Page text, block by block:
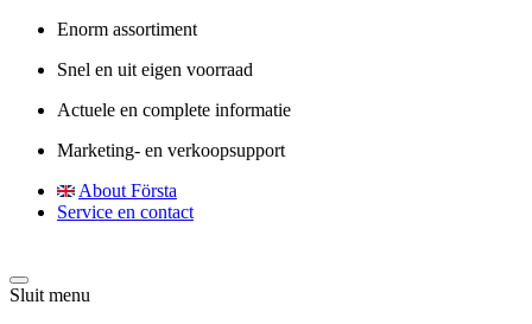
Enorm assortiment
Snel en uit eigen voorraad
Actuele en complete informatie
Marketing- en verkoopsupport
About Första
Service en contact
Sluit menu